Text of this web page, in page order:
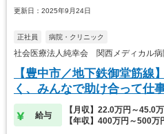
更新日：2025年9月24日
正社員 病院・クリニック
社会医療法人純幸会 関西メディカル病
【豊中市／地下鉄御堂筋線
く、みんなで助け合って仕
す！
給与
【月収】22.0万円～45.0
【年収】400万円～500万